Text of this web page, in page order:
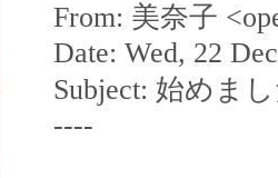
From: 美奈子
Date: Wed, 22
Subject: 始めま
----